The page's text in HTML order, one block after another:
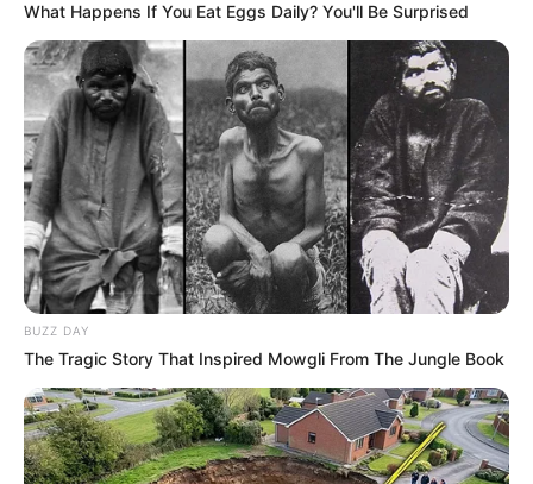
What Happens If You Eat Eggs Daily? You'll Be Surprised
BUZZ DAY
The Tragic Story That Inspired Mowgli From The Jungle Book